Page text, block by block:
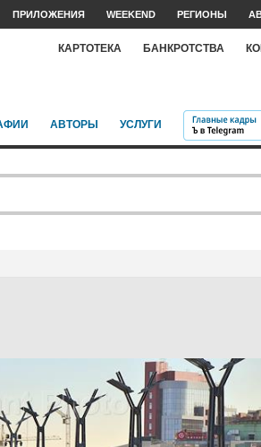
ПРИЛОЖЕНИЯ WEEKEND РЕГИОНЫ
КАРТОТЕКА БАНКРОТСТВА
АВТОРЫ УСЛУГИ